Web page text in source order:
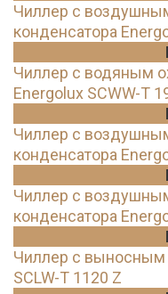
Чиллер с
конденсатора
Чиллер с водяным
Energolux SCWW-T
Чиллер с
конденсатора
Чиллер с
конденсатора
Чиллер с выносным
SCLW-T 1120 Z